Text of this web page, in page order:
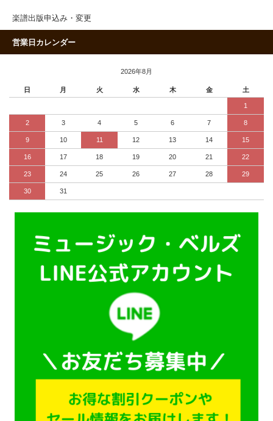
楽譜出版申込み・変更
営業日カレンダー
2026年8月
日 月 火 水 木 金 土
1
2 3 4 5 6 7 8
9 10 11 12 13 14 15
16 17 18 19 20 21 22
23 24 25 26 27 28 29
30 31